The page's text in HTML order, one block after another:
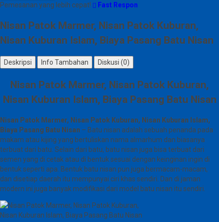
Pemesanan yang lebih cepat!
Fast Respon
Nisan Patok Marmer, Nisan Patok Kuburan,
Nisan Kuburan Islam, Biaya Pasang Batu Nisan
Deskripsi Info Tambahan Diskusi (0)
Nisan Patok Marmer, Nisan Patok Kuburan,
Nisan Kuburan Islam, Biaya Pasang Batu Nisan
Nisan Patok Marmer, Nisan Patok Kuburan, Nisan Kuburan Islam,
Biaya Pasang Batu Nisan – Batu nisan adalah sebuah penanda pada
makam atau kijing yang bertuliskan nama almarhum dan biasanya
terbuat dari batu. Selain dari batu, batu nisan juga bisa terbuat dari
semen yang di cetak atau di bentuk sesuai dengan keinginan ingin di
bentuk seperti apa. Bentuk batu nisan pun juga bermacam-macam,
dan disetiap daerah itu mempunyai ciri khas sendiri. Dan di jaman
modern ini juga banyak modifikasi dari model batu nisan itu sendiri.